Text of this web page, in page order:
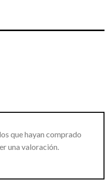
que hayan comprado
una valoración.